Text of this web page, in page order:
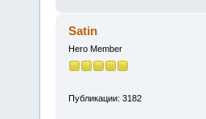
Satin
Hero Member
Публикации: 3182